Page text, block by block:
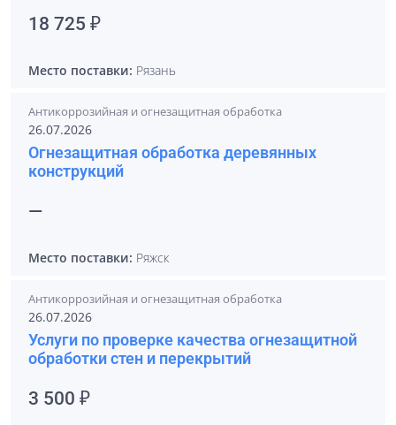
18 725 ₽
Место поставки: Рязань
Антикоррозийная и огнезащитная обработка
26.07.2026
Огнезащитная обработка деревянных
конструкций
—
Место поставки: Ряжск
Антикоррозийная и огнезащитная обработка
26.07.2026
Услуги по проверке качества огнезащитной
обработки стен и перекрытий
3 500 ₽